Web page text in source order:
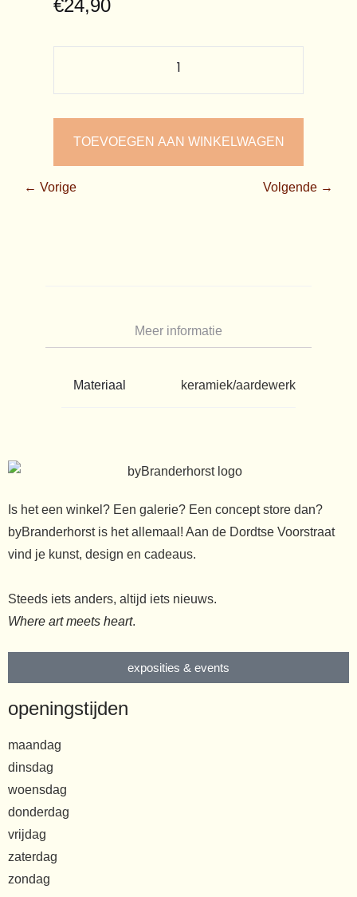
← Vorige Volgende →
€24,90
TOEVOEGEN AAN WINKELWAGEN
Meer informatie
Materiaal keramiek/aardewerk
Is het een winkel? Een galerie? Een concept store dan?
byBranderhorst is het allemaal! Aan de Dordtse Voorstraat
vind je kunst, design en cadeaus.
Steeds iets anders, altijd iets nieuws.
Where art meets heart.
exposities & events
openingstijden
maandag
dinsdag
woensdag
donderdag
vrijdag
zaterdag
zondag